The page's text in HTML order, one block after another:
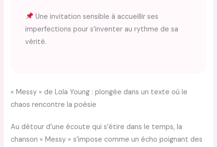
Une invitation sensible à accueillir ses
imperfections pour s’inventer au rythme de sa
vérité.
« Messy » de Lola Young : plongée dans un texte où le
chaos rencontre la poésie
Au détour d’une écoute qui s’étire dans le temps, la
chanson « Messy » s’impose comme un écho poignant des